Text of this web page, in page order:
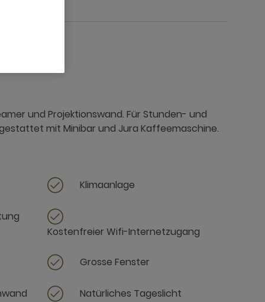
und Projektionswand. Für Stunden- und
mit Minibar und Jura Kaffeemaschine.
Klimaanlage
Kostenfreier Wifi-Internetzugang
Grosse Fenster
Natürliches Tageslicht